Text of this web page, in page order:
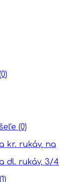
(0)
kr. rukáv, na
dl. rukáv, 3/4
(1)